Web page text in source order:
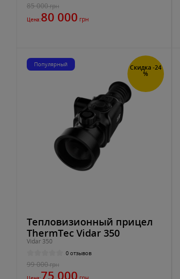
85 000грн
Цена:80 000 грн
Скидка -24
%
Популярный
Тепловизионный прицел
ThermTec Vidar 350
Vidar 350
0 отзывов
99 000грн
75 000